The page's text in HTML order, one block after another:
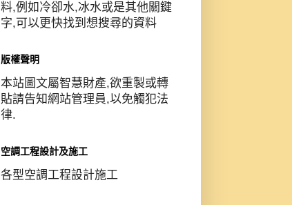
料,例如冷卻水,冰水或是其他關鍵
字,可以更快找到想搜尋的資料
版權聲明
本站圖文屬智慧財產,欲重製或轉
貼請告知網站管理員,以免觸犯法
律.
空調工程設計及施工
各型空調工程設計施工